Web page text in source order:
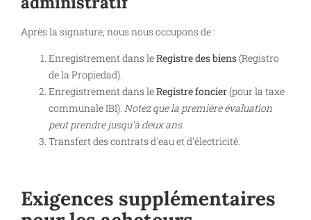
Après la signature, nous nous occupons de :
Enregistrement dans leRegistre des biens(Registro
de la Propiedad).
Enregistrement dans leRegistre foncier(pour la taxe
communale IBI). Notez que la première évaluation
peut prendre jusqu'à deux ans.
Transfert des contrats d'eau et d'électricité.
Exigences supplémentaires